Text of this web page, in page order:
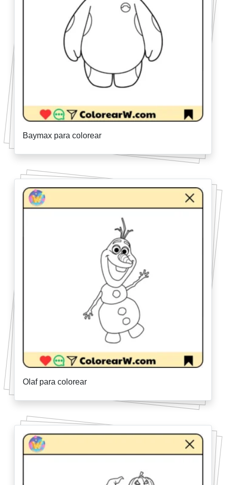
Baymax para colorear
Olaf para colorear